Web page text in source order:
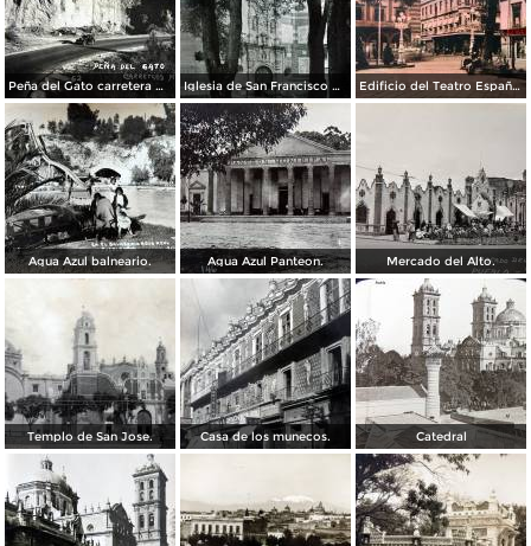
Peña del Gato carretera Mexico-Puebla Iglesia de San Francisco por el Fotógrafo Hugo Brehme. Edificio del Teatro Español.
Agua Azul balneario. Agua Azul Panteon. Mercado del Alto.
Templo de San Jose. Casa de los munecos. Catedral